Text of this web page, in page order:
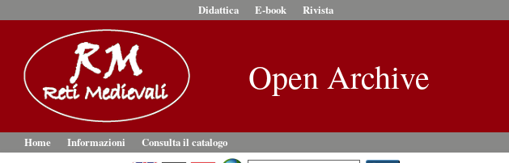
Didattica E-book Rivista
Open Archive
Home Informazioni
Consulta il catalogo